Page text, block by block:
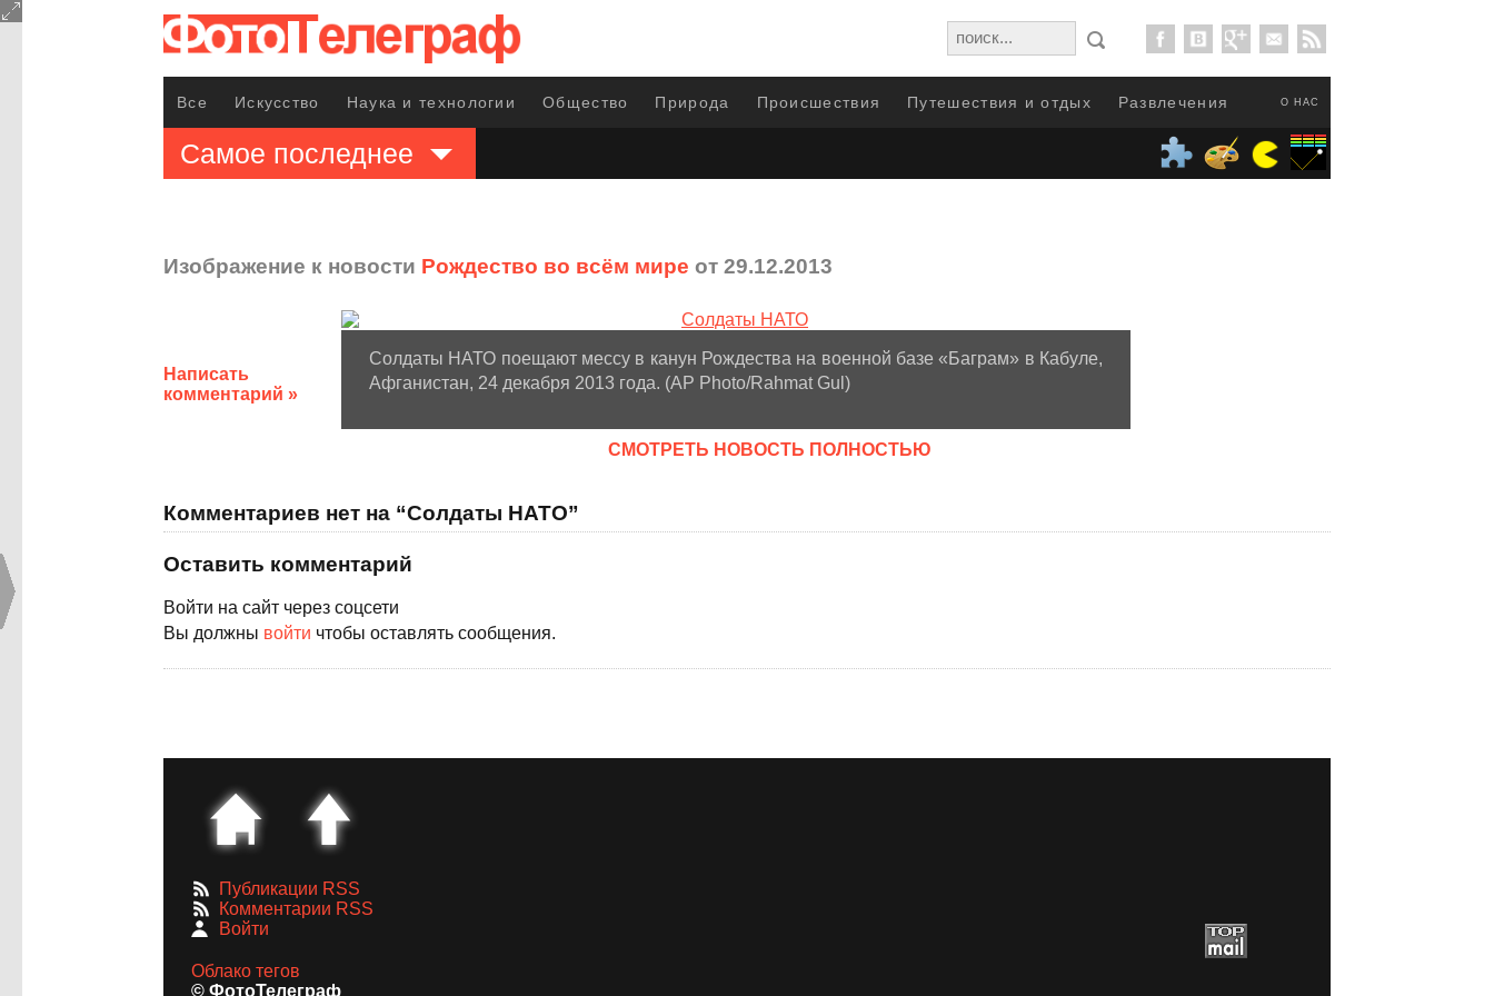
О НАС
Все Искусство Наука и технологии Общество Природа Происшествия Путешествия и отдых Развлечения
Самое последнее
Изображение к новости Рождество во всём мире от 29.12.2013
Написать
комментарий »
Солдаты НАТО поещают мессу в канун Рождества на военной базе «Баграм» в Кабуле,
Афганистан, 24 декабря 2013 года. (AP Photo/Rahmat Gul)
CМОТРЕТЬ НОВОСТЬ ПОЛНОСТЬЮ
Комментариев нет на “Солдаты НАТО”
Оставить комментарий
Войти на сайт через соцсети
Вы должны войти чтобы оставлять сообщения.
Публикации RSS
Комментарии RSS
Войти
Облако тегов
© ФотоТелеграф